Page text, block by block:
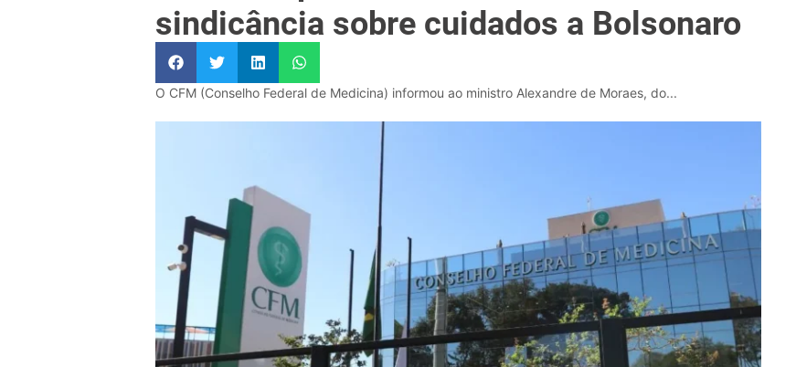
sindicância sobre cuidados a Bolsonaro
O CFM (Conselho Federal de Medicina) informou ao ministro Alexandre de Moraes, do...